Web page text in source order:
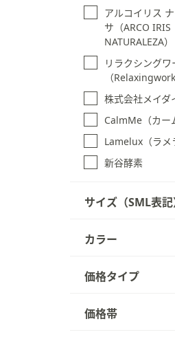
アルコイリス
サ（ARCO IRIS
NATURALEZA）
リラクシングワ
（Relaxingwork
株式会社メイダ
CalmMe（カー
Lamelux（ラメ
新谷酵素
サイズ（SML表記
カラー
価格タイプ
価格帯